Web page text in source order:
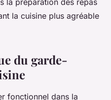
la préparation des repas
la cuisine plus agréable
du garde-
fonctionnel dans la